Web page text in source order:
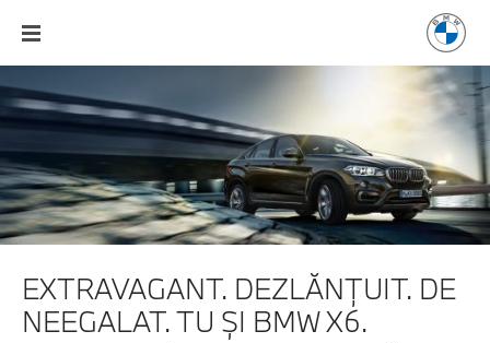
EXTRAVAGANT. DEZLĂNŢUIT. DE
NEEGALAT. TU ŞI BMW X6.